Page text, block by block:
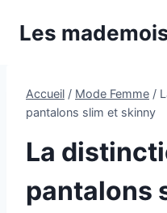
Les
Accueil / Mode Femme /
pantalons slim et skinny
La
pantalons